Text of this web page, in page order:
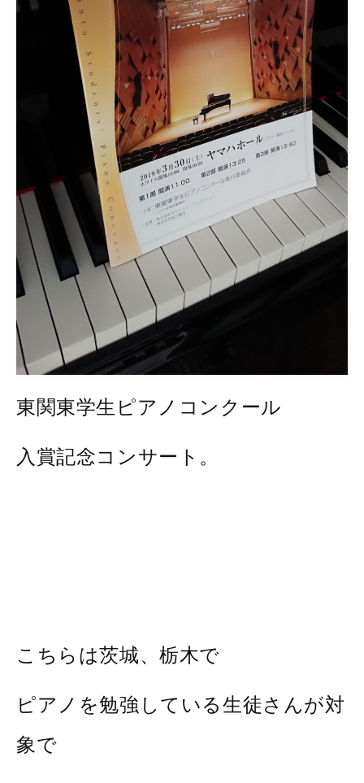
東関東学生ピアノコンクール
入賞記念コンサート。
こちらは茨城、栃木で
ピアノを勉強している生徒さんが対
象で